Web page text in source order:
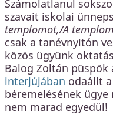
Számolatlanul
szavait iskolai
templomot,/A
csak a tanévnyitón
közös ügyünk
Balog Zoltán püspök
interjújában odaállt
béremelésének
nem marad egyedül!